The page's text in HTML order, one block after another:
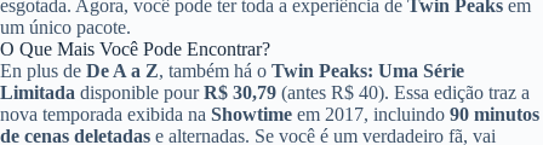
esgotada. Agora, você pode ter toda a experiência de Twin Peaks em
um único pacote.
O Que Mais Você Pode Encontrar?
En plus de De A a Z, também há o Twin Peaks: Uma Série
Limitada disponible pourR$ 30,79 (antes R$ 40). Essa edição traz a
nova temporada exibida na Showtime em 2017, incluindo 90 minutos
de cenas deletadas e alternadas. Se você é um verdadeiro fã, vai